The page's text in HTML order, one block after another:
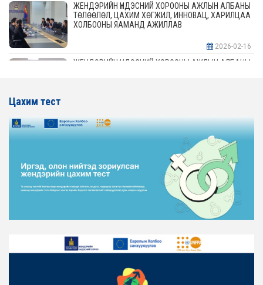
ЖЕНДЭРИЙН ҮНДЭСНИЙ ХОРООНЫ АЖЛЫН АЛБАНЫ
ТӨЛӨӨЛӨЛ, ЦАХИМ ХӨГЖИЛ, ИННОВАЦ, ХАРИЛЦАА
ХОЛБООНЫ ЯАМАНД АЖИЛЛАВ
2026-02-16
ЖЕНДЭРИЙН ҮНДЭСНИЙ ХОРООНЫ АЖЛЫН АЛБАНЫ
ЖЕНДЭРИЙН ҮНДЭСНИЙ ХОРООНЫ АЖЛЫН АЛБАНЫ
ТӨЛӨӨЛӨЛ ХОТ БАЙГУУЛАЛТ, БАРИЛГА, ОРОН
СУУЦЖУУЛАЛТЫН ЯАМАНД АЖИЛЛАВ
2026-02-16
ЖЕНДЭРИЙН ЭРХ ТЭГШ БАЙДЛЫГ ХАНГАХ ҮЙЛ
АЖИЛЛАГААГ ЭРЧИМЖҮҮЛЭХ САРЫН ХУВААРЬТАЙ
2026-02-16
ТӨЛӨӨЛӨЛ ЗАМ ТЭЭВРИЙН ЯАМАНД АЖИЛЛАВ
Цахим тест